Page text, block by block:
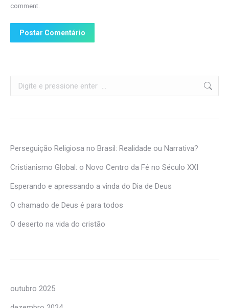
comment.
Postar Comentário
Search:
Perseguição Religiosa no Brasil: Realidade ou Narrativa?
Cristianismo Global: o Novo Centro da Fé no Século XXI
Esperando e apressando a vinda do Dia de Deus
O chamado de Deus é para todos
O deserto na vida do cristão
outubro 2025